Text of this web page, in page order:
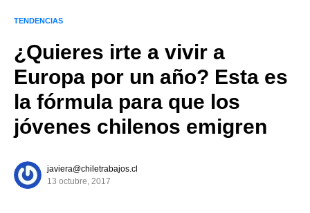
TENDENCIAS
¿Quieres irte a vivir a
Europa por un año? Esta es
la fórmula para que los
jóvenes chilenos emigren
javiera@chiletrabajos.cl
13 octubre, 2017